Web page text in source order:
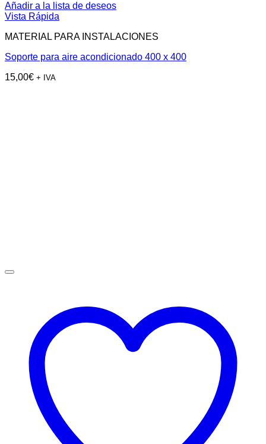
Añadir a la lista de deseos
Vista Rápida
MATERIAL PARA INSTALACIONES
Soporte para aire acondicionado 400 x 400
15,00€ + IVA